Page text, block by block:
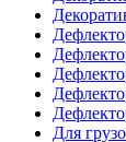
Для